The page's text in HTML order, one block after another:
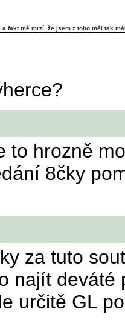
fakt mě mrzí, že jsem z toho měl tak
to hrozně
8čky
za tuto
najít
určitě GL